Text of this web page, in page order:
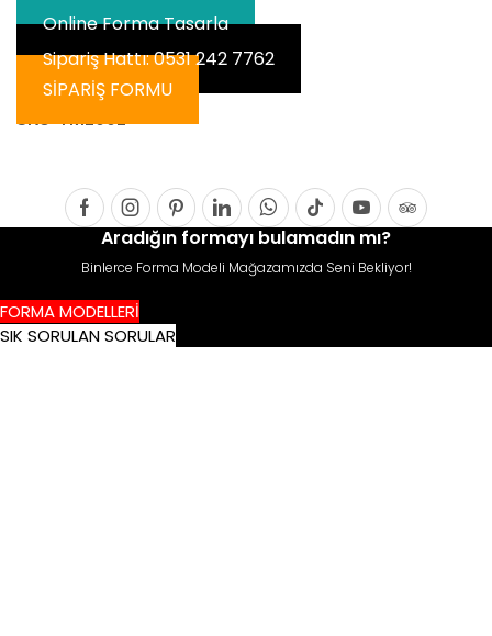
Online Forma Tasarla
Sipariş Hattı: 0531 242 7762
SİPARİŞ FORMU
SKU:YML002
FacebookInstagram
PinterestLinkedinWhatsapp
Tik-
tok
Youtube
Aradığın formayı bulamadın mı?
Binlerce Forma Modeli Mağazamızda Seni Bekliyor!
FORMA MODELLERİ
SIK SORULAN SORULAR